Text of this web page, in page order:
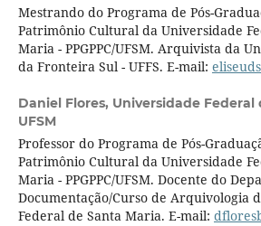
Mestrando do Programa de Pós-
Patrimônio Cultural da Universidade
Maria - PPGPPC/UFSM. Arquivista da
da Fronteira Sul - UFFS. E-mail:
Daniel Flores, Universidade Federal
UFSM
Professor do Programa de Pós-
Patrimônio Cultural da Universidade
Maria - PPGPPC/UFSM. Docente do
Documentação/Curso de Arquivologia
Federal de Santa Maria. E-mail: